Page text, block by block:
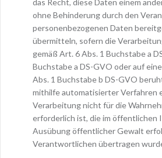
ohne Behinderung durch den
personenbezogenen Daten
übermitteln, sofern die
gemäß Art. 6 Abs. 1 Buchstabe a
Buchstabe a DS-GVO oder auf
Abs. 1 Buchstabe b DS-GVO
mithilfe automatisierter Verfahren
Verarbeitung nicht für die
erforderlich ist, die im öffentlichen
Ausübung öffentlicher Gewalt
Verantwortlichen übertragen